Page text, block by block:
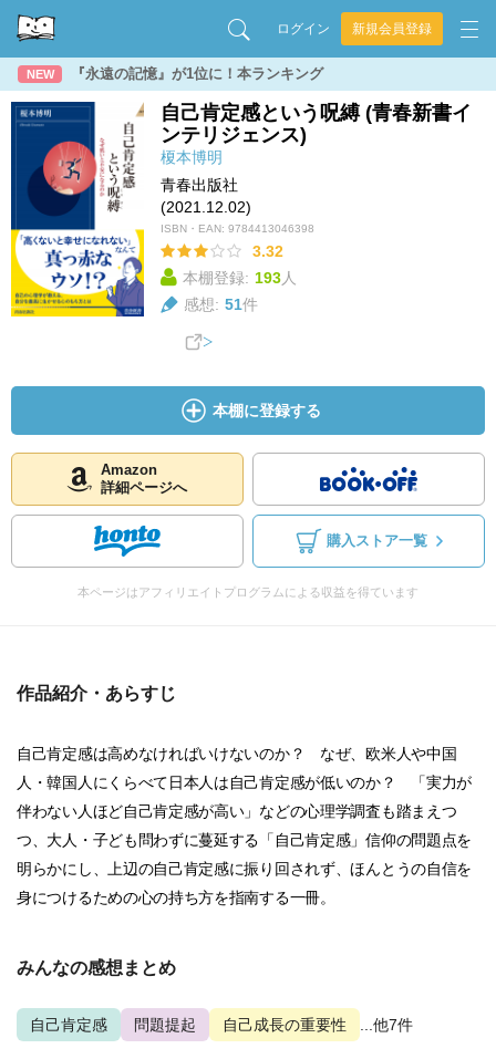
ログイン 新規会員登録
NEW 『永遠の記憶』が1位に！本ランキング
自己肯定感という呪縛 (青春新書イ
ンテリジェンス)
榎本博明
青春出版社
(2021.12.02)
ISBN・EAN: 9784413046398
3.32
本棚登録: 193人
感想: 51件
本棚に登録する
Amazon
詳細ページへ
購入ストア一覧
本ページはアフィリエイトプログラムによる収益を得ています
作品紹介・あらすじ
自己肯定感は高めなければいけないのか？ なぜ、欧米人や中国
人・韓国人にくらべて日本人は自己肯定感が低いのか？ 「実力が
伴わない人ほど自己肯定感が高い」などの心理学調査も踏まえつ
つ、大人・子ども問わずに蔓延する「自己肯定感」信仰の問題点を
明らかにし、上辺の自己肯定感に振り回されず、ほんとうの自信を
身につけるための心の持ち方を指南する一冊。
みんなの感想まとめ
自己肯定感 問題提起 自己成長の重要性 ...他7件